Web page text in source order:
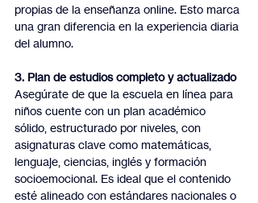
propias de la enseñanza online. Esto marca
una gran diferencia en la experiencia diaria
del alumno.
3. Plan de estudios completo y actualizado
Asegúrate de que la escuela en línea para
niños cuente con un plan académico
sólido, estructurado por niveles, con
asignaturas clave como matemáticas,
lenguaje, ciencias, inglés y formación
socioemocional. Es ideal que el contenido
esté alineado con estándares nacionales o